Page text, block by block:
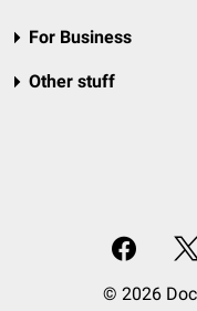
For Business
Other stuff
© 2026